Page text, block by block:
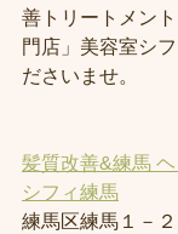
善トリートメン
門店」美容室シ
ださいませ。
髪質改善&練馬
シフィ練馬
練馬区練馬１－